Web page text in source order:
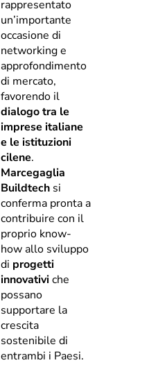
rappresentato
un’importante
occasione di
networking e
approfondimento
di mercato,
favorendo il
dialogo tra le
imprese italiane
e le istituzioni
cilene.
Marcegaglia
Buildtech si
conferma pronta a
contribuire con il
proprio know-
how allo sviluppo
di progetti
innovativiche
possano
supportare la
crescita
sostenibile di
entrambi i Paesi.